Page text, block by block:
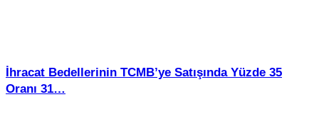
İhracat Bedellerinin TCMB’ye Satışında Yüzde 35
Oranı 31…